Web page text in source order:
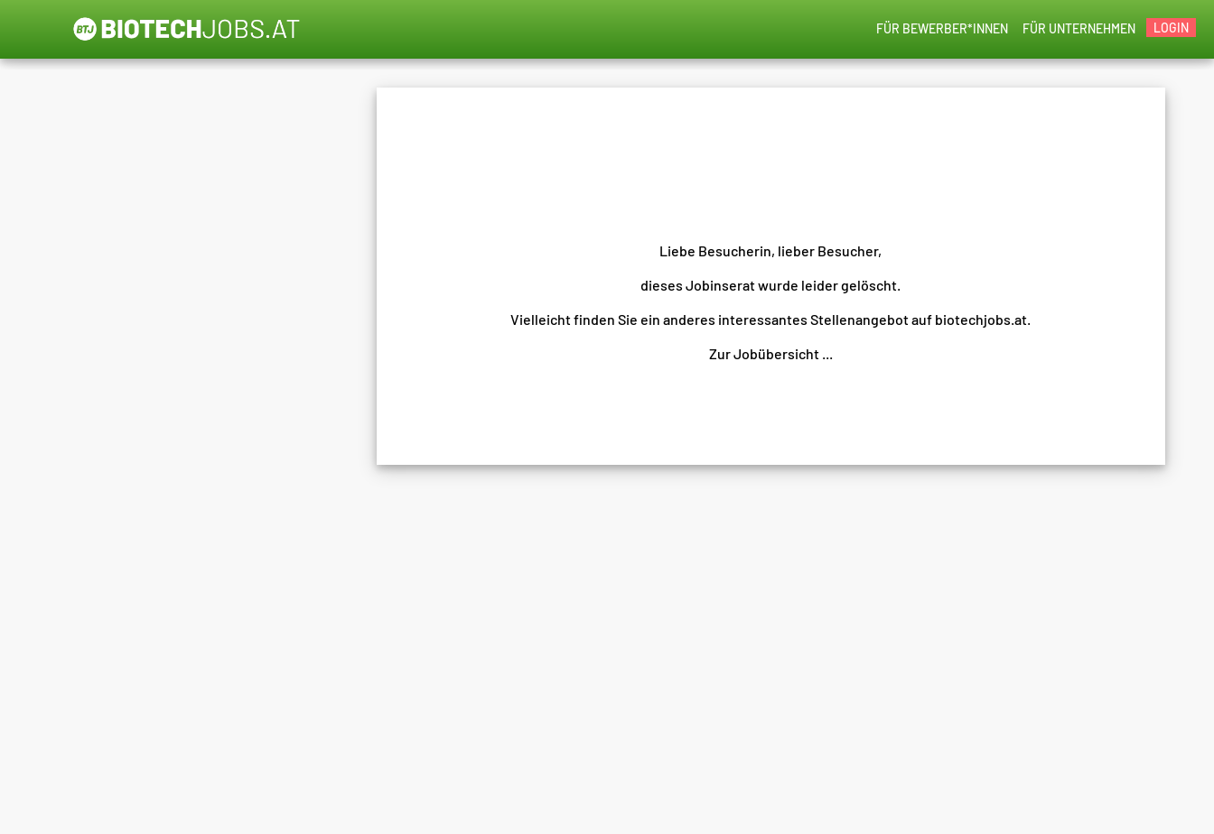
LOGIN
FÜR UNTERNEHMEN
FÜR BEWERBER*INNEN
Liebe Besucherin, lieber Besucher,
dieses Jobinserat wurde leider gelöscht.
Vielleicht finden Sie ein anderes interessantes Stellenangebot auf biotechjobs.at.
Zur Jobübersicht ...